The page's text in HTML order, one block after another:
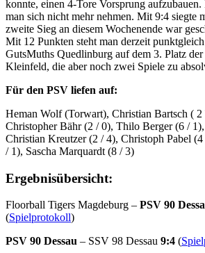
konnte, einen 4-Tore Vorsprung
man sich nicht mehr nehmen. Mit 9:4 siegte
zweite Sieg an diesem Wochenende war
Mit 12 Punkten steht man derzeit
GutsMuths Quedlinburg auf dem 3. Platz
Kleinfeld, die aber noch zwei Spiele zu
Für den PSV liefen auf:
Heman Wolf (Torwart), Christian Bartsch ( 2
Christopher Bähr (2 / 0), Thilo Berger (6 /
Christian Kreutzer (2 / 4), Christoph Pabel
/ 1), Sascha Marquardt (8 / 3)
Ergebnisübersicht:
Floorball Tigers Magdeburg – PSV 90
(Spielprotokoll)
PSV 90 Dessau – SSV 98 Dessau 9:4 (